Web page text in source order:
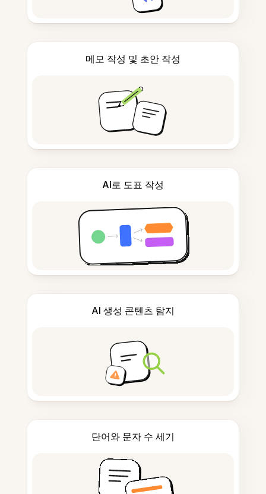
메모 작성 및 초안 작성
AI로 도표 작성
AI 생성 콘텐츠 탐지
단어와 문자 수 세기